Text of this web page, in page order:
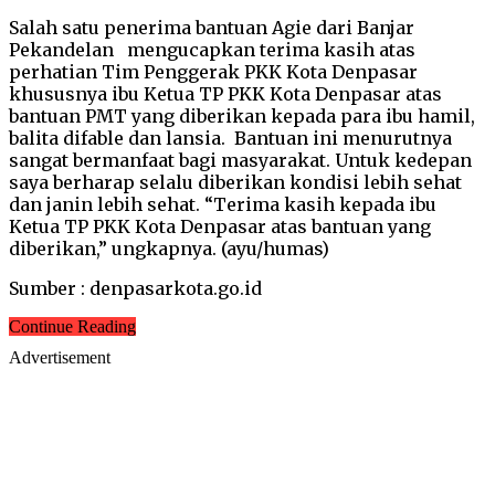
Salah satu penerima bantuan Agie dari Banjar
Pekandelan mengucapkan terima kasih atas
perhatian Tim Penggerak PKK Kota Denpasar
khususnya ibu Ketua TP PKK Kota Denpasar atas
bantuan PMT yang diberikan kepada para ibu hamil,
balita difable dan lansia. Bantuan ini menurutnya
sangat bermanfaat bagi masyarakat. Untuk kedepan
saya berharap selalu diberikan kondisi lebih sehat
dan janin lebih sehat. “Terima kasih kepada ibu
Ketua TP PKK Kota Denpasar atas bantuan yang
diberikan,” ungkapnya. (ayu/humas)
Sumber : denpasarkota.go.id
Continue Reading
Advertisement